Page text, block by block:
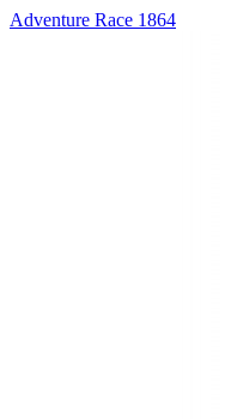
Adventure Race 1864